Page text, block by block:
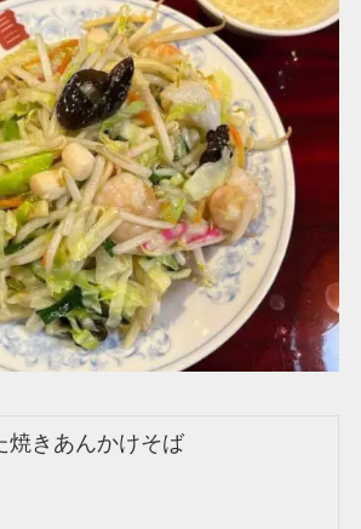
焼きあんかけそば